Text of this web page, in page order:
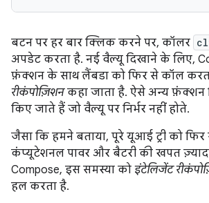
बटन पर हर बार क्लिक करने पर, कॉलर
अपडेट करता है. नई वैल्यू दिखाने के लिए,
फ़ंक्शन के साथ लैंबडा को फिर से कॉल
रीकंपोज़िशनकहा जाता है. ऐसे अन्य फ़ंक्शन
किए जाते हैं जो वैल्यू पर निर्भर नहीं होते.
जैसा कि हमने बताया, पूरे यूआई ट्री को
कंप्यूटेशनल पावर और बैटरी की खपत
Compose, इस समस्या को इंटेलिजेंट
हल करता है.